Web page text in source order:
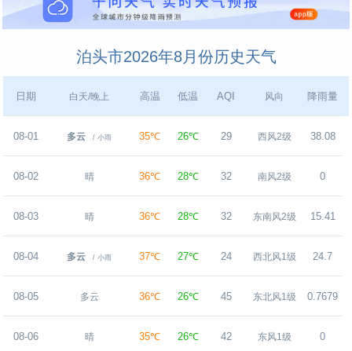
泊头市2026年8月份历史天气
日期 白天/晚上 高温 低温 AQI 风向 降雨量
08-01 多云 / 小雨 35℃ 26℃ 29 西风2级 38.08
08-02 晴 36℃ 28℃ 32 南风2级 0
08-03 晴 36℃ 28℃ 32 东南风2级 15.41
08-04 多云 / 小雨 37℃ 27℃ 24 西北风1级 24.7
08-05 多云 36℃ 26℃ 45 东北风1级 0.7679
08-06 晴 35℃ 26℃ 42 东风1级 0